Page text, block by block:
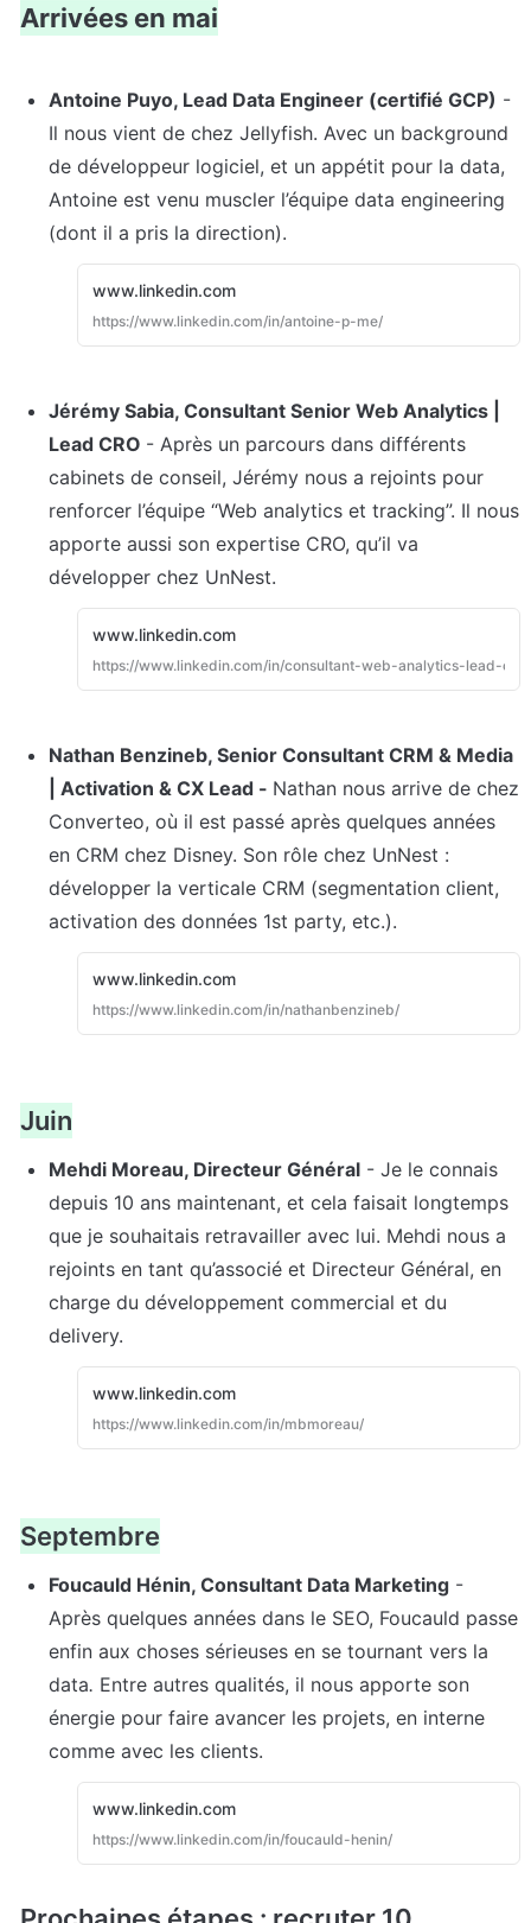
Arrivées en mai
Antoine Puyo, Lead Data Engineer (certifié GCP) -
Il nous vient de chez Jellyfish. Avec un background
de développeur logiciel, et un appétit pour la data,
Antoine est venu muscler l’équipe data engineering
(dont il a pris la direction).
www.linkedin.com
https://www.linkedin.com/in/antoine-p-me/
Jérémy Sabia, Consultant Senior Web Analytics |
Lead CRO - Après un parcours dans différents
cabinets de conseil, Jérémy nous a rejoints pour
renforcer l’équipe “Web analytics et tracking”. Il nous
apporte aussi son expertise CRO, qu’il va
développer chez UnNest.
www.linkedin.com
https://www.linkedin.com/in/consultant-web-analytics-lead-cro/
Nathan Benzineb, Senior Consultant CRM & Media
| Activation & CX Lead - Nathan nous arrive de chez
Converteo, où il est passé après quelques années
en CRM chez Disney. Son rôle chez UnNest :
développer la verticale CRM (segmentation client,
activation des données 1st party, etc.).
www.linkedin.com
https://www.linkedin.com/in/nathanbenzineb/
Juin
Mehdi Moreau, Directeur Général - Je le connais
depuis 10 ans maintenant, et cela faisait longtemps
que je souhaitais retravailler avec lui. Mehdi nous a
rejoints en tant qu’associé et Directeur Général, en
charge du développement commercial et du
delivery.
www.linkedin.com
https://www.linkedin.com/in/mbmoreau/
Septembre
Foucauld Hénin, Consultant Data Marketing -
Après quelques années dans le SEO, Foucauld passe
enfin aux choses sérieuses en se tournant vers la
data. Entre autres qualités, il nous apporte son
énergie pour faire avancer les projets, en interne
comme avec les clients.
www.linkedin.com
https://www.linkedin.com/in/foucauld-henin/